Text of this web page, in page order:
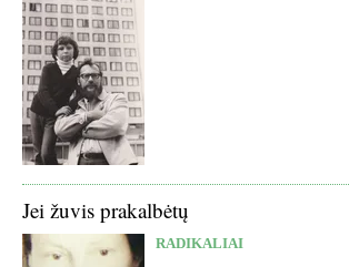
Jei žuvis prakalbėtų
RADIKALIAI